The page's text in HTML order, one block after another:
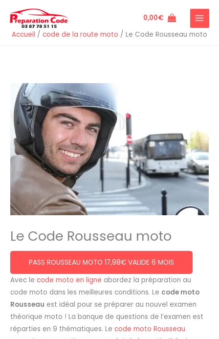
contenu
0,00€
Accueil / code de la route moto / Le Code Rousseau moto
Le Code Rousseau moto
PASS ROUSSEAU MOTO 17,98€ VALIDE 6 MOIS
Avec lecode moto en ligne abordez la préparation au
code moto dans les meilleures conditions. Le code moto
Rousseau est idéal pour se préparer au nouvel examen
théorique moto ! La banque de questions de l’examen est
réparties en 9 thématiques. Lecode moto Rousseau